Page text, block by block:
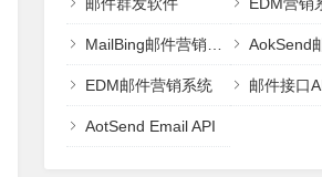
MailBing邮件营销平台 AokSend
EDM邮件营销系统 邮件接口
AotSend Email API